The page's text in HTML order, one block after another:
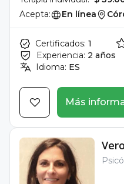
Acepta:
En línea
Certificados: 1
Experiencia: 2 años
Idioma: ES
Más